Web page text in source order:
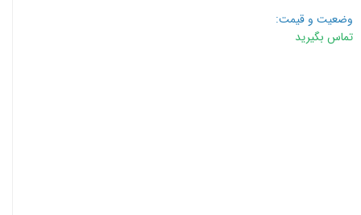
وضعیت و قیمت:
تماس بگیرید